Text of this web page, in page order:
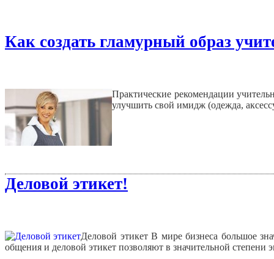
Как создать гламурный образ
Практические рекомендации
улучшить свой имидж (одежда,
Деловой этикет!
Деловой этикетВ мире бизнеса большое
общения и деловой этикет позволяют в значительной